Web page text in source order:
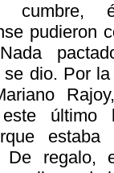
pudieron
se dio. Por
último
estaba
De regalo,